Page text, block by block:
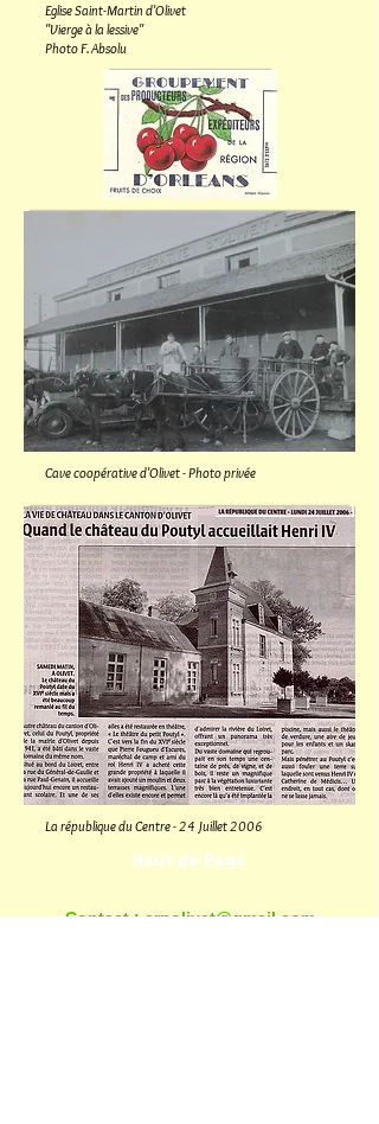
Eglise Saint-Martin d'Olivet
"Vierge à la lessive"
Photo F. Absolu
Cave coopérative d'Olivet - Photo privée
La république du Centre - 24 Juillet 2006
Haut de Page
Contact : arpolivet@gmail.com